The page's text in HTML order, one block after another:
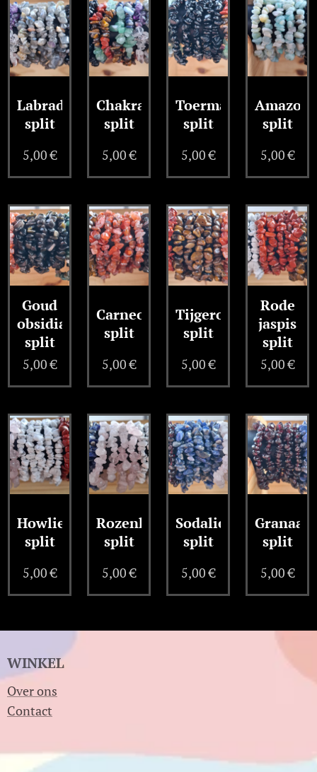
Labradoriet
split
5,00€
Chakra
split
5,00€
Toermalijn
split
5,00€
split
5,00€
Goud
obsidiaan
split
5,00€
Carneool
split
5,00€
Tijgeroog
split
5,00€
Rode
jaspis
split
5,00€
Howliet
split
5,00€
Rozenkwarts
split
5,00€
Sodaliet
split
5,00€
Granaat
split
5,00€
WINKEL
Over ons
Contact